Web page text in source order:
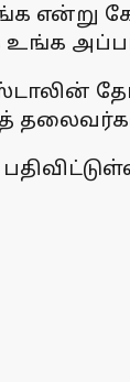
என்று
உங்க